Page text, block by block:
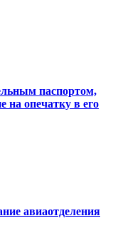
паспортом,
на опечатку в его
авиаотделения